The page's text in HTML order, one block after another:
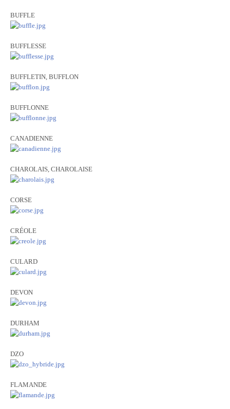
BUFFLE
BUFFLESSE
BUFFLETIN, BUFFLON
BUFFLONNE
CANADIENNE
CHAROLAIS, CHAROLAISE
CORSE
CRÉOLE
CULARD
DEVON
DURHAM
DZO
FLAMANDE